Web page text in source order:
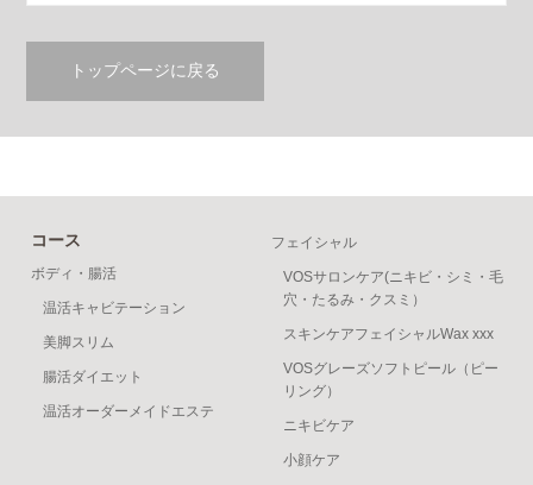
トップページに戻る
コース
ボディ・腸活
温活キャビテーション
美脚スリム
腸活ダイエット
温活オーダーメイドエステ
フェイシャル
VOSサロンケア(ニキビ・シミ・毛
穴・たるみ・クスミ）
スキンケアフェイシャルWax xxx
VOSグレーズソフトピール（ピー
リング）
ニキビケア
小顔ケア